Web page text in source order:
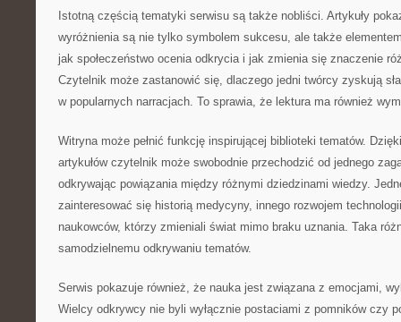
Istotną częścią tematyki serwisu są także nobliści. Artykuły
wyróżnienia są nie tylko symbolem sukcesu, ale także
jak społeczeństwo ocenia odkrycia i jak zmienia się znaczenie
Czytelnik może zastanowić się, dlaczego jedni twórcy zyskują
w popularnych narracjach. To sprawia, że lektura ma również
Witryna może pełnić funkcję inspirującej biblioteki tematów.
artykułów czytelnik może swobodnie przechodzić od jednego
odkrywając powiązania między różnymi dziedzinami wiedzy.
zainteresować się historią medycyny, innego rozwojem
naukowców, którzy zmieniali świat mimo braku uznania. Taka
samodzielnemu odkrywaniu tematów.
Serwis pokazuje również, że nauka jest związana z emocjami,
Wielcy odkrywcy nie byli wyłącznie postaciami z pomników czy